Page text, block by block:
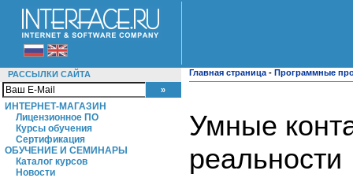
РАССЫЛКИ САЙТА
ИНТЕРНЕТ-МАГАЗИН
Лицензионное ПО
Курсы обучения
Сертификация
ОБУЧЕНИЕ И СЕМИНАРЫ
Каталог курсов
Новости
Главная страница - Программные
Умные
реальности